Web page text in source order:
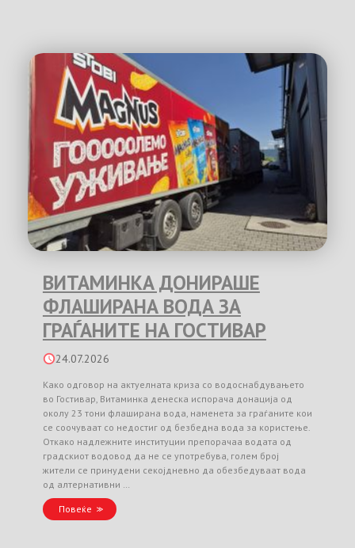
ВИТАМИНКА ДОНИРАШЕ
ФЛАШИРАНА ВОДА ЗА
ГРАЃАНИТЕ НА ГОСТИВАР
24.07.2026
Како одговор на актуелната криза со водоснабдувањето
во Гостивар, Витаминка денеска испорача донација од
околу 23 тони флаширана вода, наменета за граѓаните кои
се соочуваат со недостиг од безбедна вода за користење.
Откако надлежните институции препорачаа водата од
градскиот водовод да не се употребува, голем број
жители се принудени секојдневно да обезбедуваат вода
од алтернативни …
Повеќе